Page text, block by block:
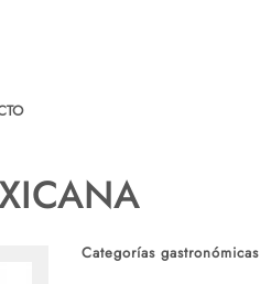
Categorías gastronómicas